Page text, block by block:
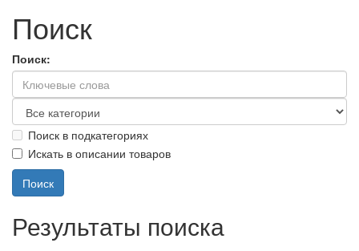
Поиск
Поиск:
Поиск в подкатегориях
Искать в описании товаров
Результаты поиска